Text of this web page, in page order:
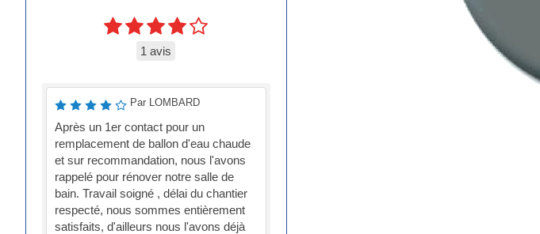
1 avis
Par LOMBARD
Après un 1er contact pour un
remplacement de ballon d'eau chaude
et sur recommandation, nous l'avons
rappelé pour rénover notre salle de
bain. Travail soigné , délai du chantier
respecté, nous sommes entièrement
satisfaits, d'ailleurs nous l'avons déjà